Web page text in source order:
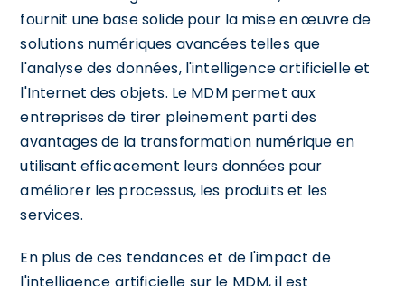
fournit une base solide pour la mise en œuvre de
solutions numériques avancées telles que
l'analyse des données, l'intelligence artificielle et
l'Internet des objets. Le MDM permet aux
entreprises de tirer pleinement parti des
avantages de la transformation numérique en
utilisant efficacement leurs données pour
améliorer les processus, les produits et les
services.
En plus de ces tendances et de l'impact de
l'intelligence artificielle sur le MDM, il est